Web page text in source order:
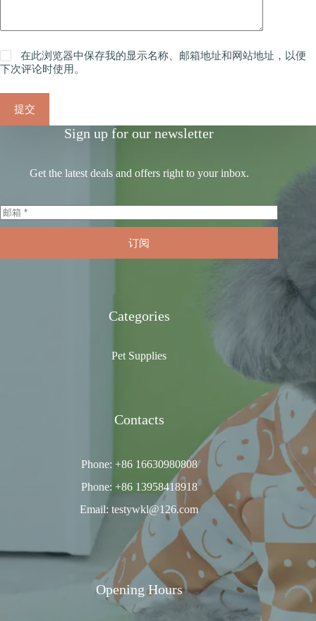
在此浏览器中保存我的显示名称、邮箱地址和网站地址，以便
下次评论时使用。
提交
Sign up for our newsletter
Get the latest deals and offers right to your inbox.
订阅
Categories
Pet Supplies
Contacts
Phone: +86 16630980808
Phone: +86 13958418918
Email: testywkl@126.com
Opening Hours